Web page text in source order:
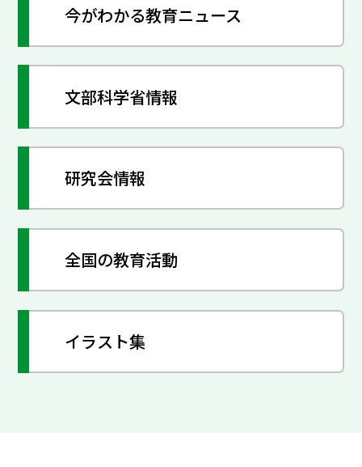
今がわかる教育ニュース
文部科学省情報
研究会情報
全国の教育活動
イラスト集